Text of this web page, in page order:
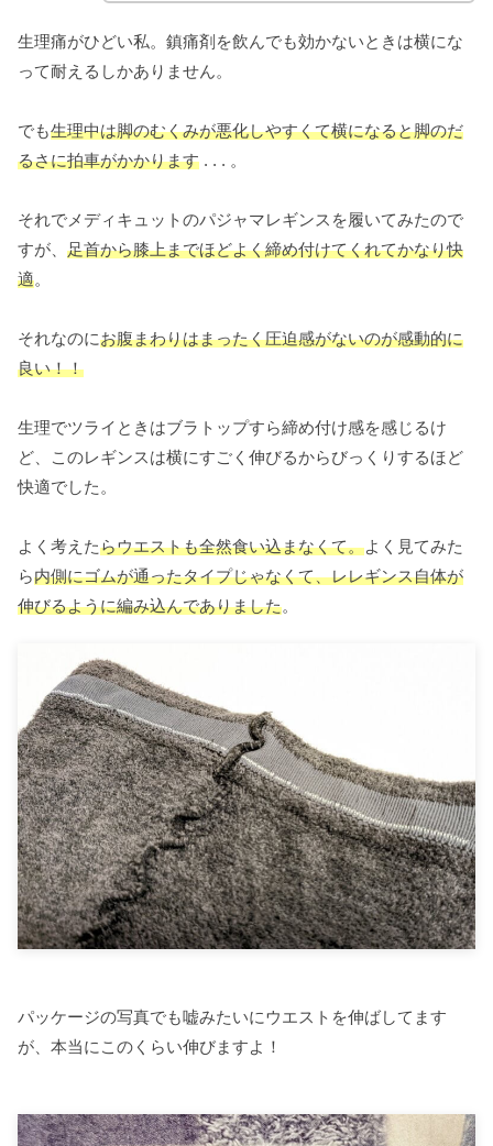
生理痛がひどい私。鎮痛剤を飲んでも効かないときは横にな
って耐えるしかありません。
でも生理中は脚のむくみが悪化しやすくて横になると脚のだ
るさに拍車がかかります . . . 。
それでメディキュットのパジャマレギンスを履いてみたので
すが、 足首から膝上までほどよく締め付けてくれてかなり快
適。
それなのにお腹まわりはまったく圧迫感がないのが感動的に
良い！！
生理でツライときはブラトップすら締め付け感を感じるけ
ど、このレギンスは横にすごく伸びるからびっくりするほど
快適でした。
よく考えたらウエストも全然食い込まなくて。よく見てみた
ら内側にゴムが通ったタイプじゃなくて、レレギンス自体が
伸びるように編み込んでありました。
パッケージの写真でも嘘みたいにウエストを伸ばしてます
が、本当にこのくらい伸びますよ！